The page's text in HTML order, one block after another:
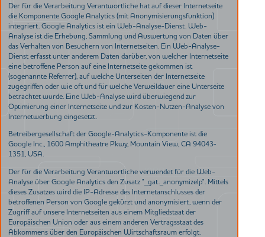
Der für die Verarbeitung Verantwortliche hat auf dieser Internetseite
die Komponente Google Analytics (mit Anonymisierungsfunktion)
integriert. Google Analytics ist ein Web-Analyse-Dienst. Web-
Analyse ist die Erhebung, Sammlung und Auswertung von Daten über
das Verhalten von Besuchern von Internetseiten. Ein Web-Analyse-
Dienst erfasst unter anderem Daten darüber, von welcher Internetseite
eine betroffene Person auf eine Internetseite gekommen ist
(sogenannte Referrer), auf welche Unterseiten der Internetseite
zugegriffen oder wie oft und für welche Verweildauer eine Unterseite
betrachtet wurde. Eine Web-Analyse wird überwiegend zur
Optimierung einer Internetseite und zur Kosten-Nutzen-Analyse von
Internetwerbung eingesetzt.
Betreibergesellschaft der Google-Analytics-Komponente ist die
Google Inc., 1600 Amphitheatre Pkwy, Mountain View, CA 94043-
1351, USA.
Der für die Verarbeitung Verantwortliche verwendet für die Web-
Analyse über Google Analytics den Zusatz "_gat._anonymizeIp". Mittels
dieses Zusatzes wird die IP-Adresse des Internetanschlusses der
betroffenen Person von Google gekürzt und anonymisiert, wenn der
Zugriff auf unsere Internetseiten aus einem Mitgliedstaat der
Europäischen Union oder aus einem anderen Vertragsstaat des
Abkommens über den Europäischen Wirtschaftsraum erfolgt.